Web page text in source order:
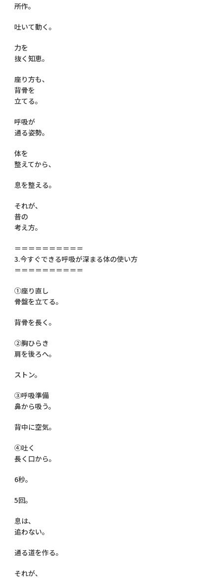
所作。
吐いて動く。
力を
抜く知恵。
座り方も、
背骨を
立てる。
呼吸が
通る姿勢。
体を
整えてから、
息を整える。
それが、
昔の
考え方。
＝＝＝＝＝＝＝＝＝＝
3.今すぐできる呼吸が深まる体の使い方
＝＝＝＝＝＝＝＝＝＝
①座り直し
骨盤を立てる。
背骨を長く。
②胸ひらき
肩を後ろへ。
ストン。
③呼吸準備
鼻から吸う。
背中に空気。
④吐く
長く口から。
6秒。
5回。
息は、
追わない。
通る道を作る。
それが、